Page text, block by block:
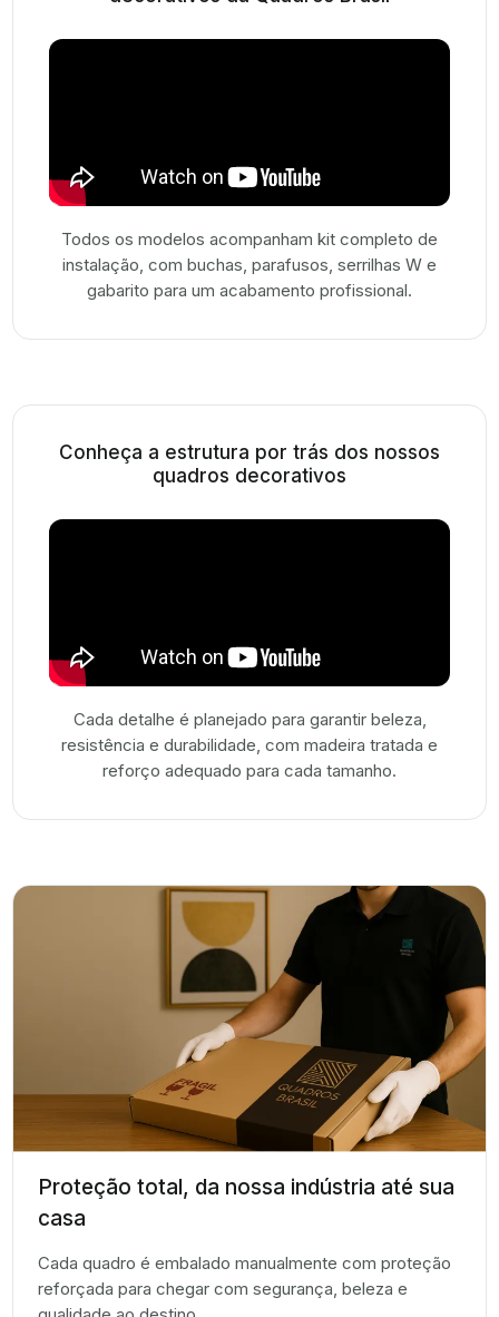
Todos os modelos acompanham kit completo de
instalação, com buchas, parafusos, serrilhas W e
gabarito para um acabamento profissional.
Conheça a estrutura por trás dos nossos
quadros decorativos
Cada detalhe é planejado para garantir beleza,
resistência e durabilidade, com madeira tratada e
reforço adequado para cada tamanho.
Proteção total, da nossa indústria até sua
casa
Cada quadro é embalado manualmente com proteção
reforçada para chegar com segurança, beleza e